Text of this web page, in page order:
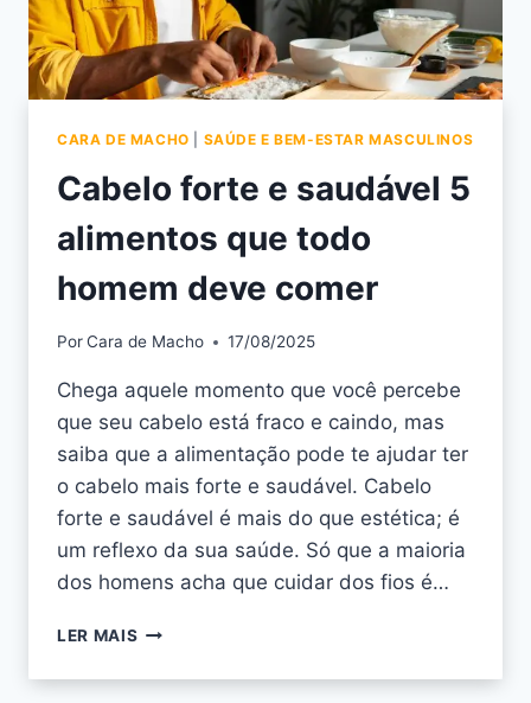
CARA DE MACHO SAÚDE E BEM-ESTAR MASCULINOS
Cabelo forte e saudável 5
alimentos que todo
homem deve comer
PorCara de Macho 17/08/2025
Chega aquele momento que você percebe
que seu cabelo está fraco e caindo, mas
saiba que a alimentação pode te ajudar ter
o cabelo mais forte e saudável. Cabelo
forte e saudável é mais do que estética; é
um reflexo da sua saúde. Só que a maioria
dos homens acha que cuidar dos fios é…
LER MAIS